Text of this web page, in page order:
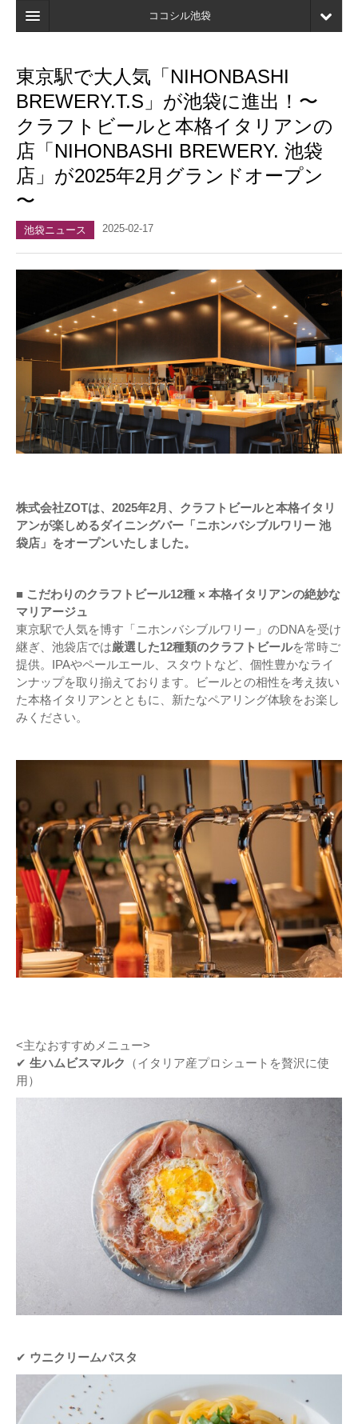
ココシル池袋
検索
口コミ
マイページ
東京駅で大人気「NIHONBASHI
BREWERY.T.S」が池袋に進出！〜
クラフトビールと本格イタリアンの
店「NIHONBASHI BREWERY. 池袋
店」が2025年2月グランドオープン
〜
池袋ニュース 2025-02-17
株式会社ZOTは、2025年2月、クラフトビールと本格イタリ
アンが楽しめるダイニングバー「ニホンバシブルワリー 池
袋店」をオープンいたしました。
■ こだわりのクラフトビール12種 × 本格イタリアンの絶妙な
マリアージュ
東京駅で人気を博す「ニホンバシブルワリー」のDNAを受け
継ぎ、池袋店では厳選した12種類のクラフトビールを常時ご
提供。IPAやペールエール、スタウトなど、個性豊かなライ
ンナップを取り揃えております。ビールとの相性を考え抜い
た本格イタリアンとともに、新たなペアリング体験をお楽し
みください。
<主なおすすめメニュー>
✔ 生ハムビスマルク
（イタリア産プロシュートを贅沢に使
用）
✔ ウニクリームパスタ